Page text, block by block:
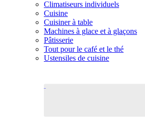
Climatiseurs individuels
Cuisine
Cuisiner à table
Machines à glace et à glaçons
Pâtisserie
Tout pour le café et le thé
Ustensiles de cuisine